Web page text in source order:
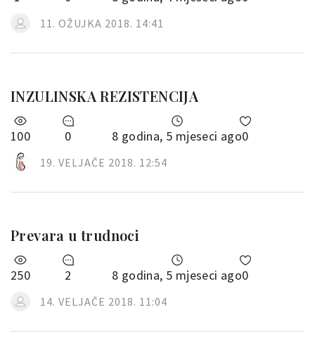
11. OŽUJKA 2018. 14:41
INZULINSKA REZISTENCIJA
100 0 8 godina, 5 mjeseci ago0
19. VELJAČE 2018. 12:54
Prevara u trudnoci
250 2 8 godina, 5 mjeseci ago0
14. VELJAČE 2018. 11:04